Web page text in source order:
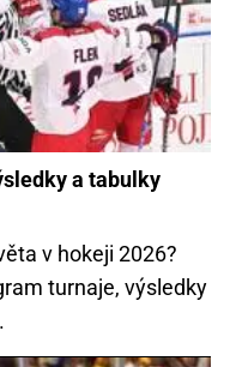
a tabulky
v hokeji 2026?
turnaje, výsledky